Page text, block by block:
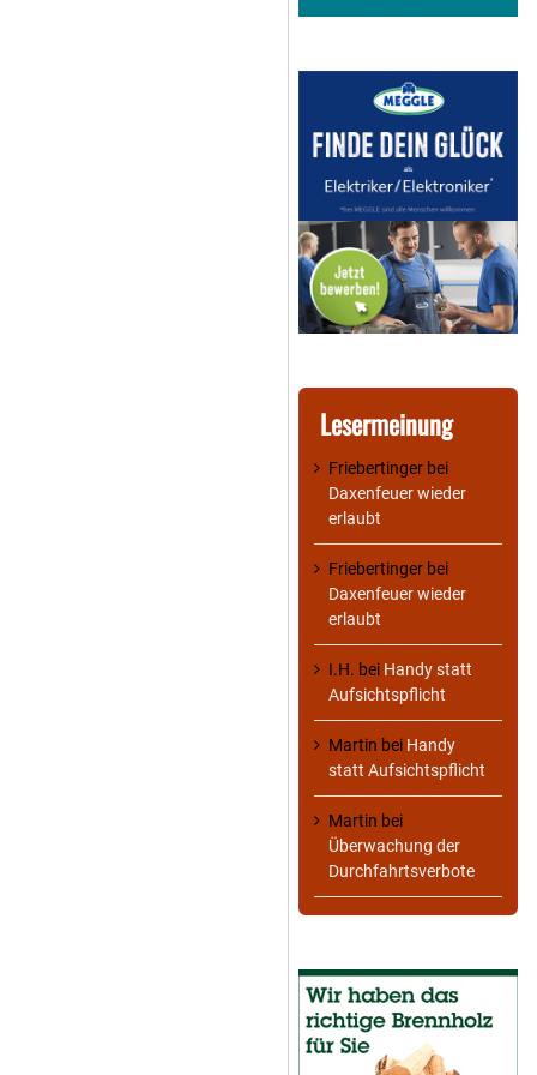
Lesermeinung
Friebertinger bei
Daxenfeuer wieder
erlaubt
Friebertinger bei
Daxenfeuer wieder
erlaubt
I.H. bei Handy statt
Aufsichtspflicht
Martin bei Handy
statt Aufsichtspflicht
Martin bei
Überwachung der
Durchfahrtsverbote